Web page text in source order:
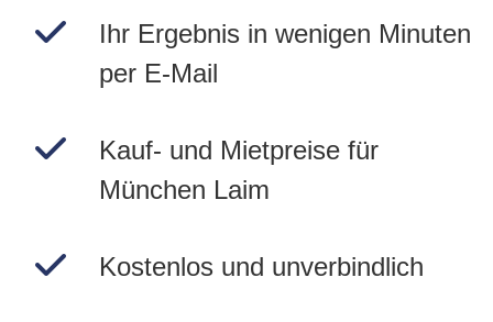
Ihr Ergebnis in wenigen Minuten
per E-Mail
Kauf- und Mietpreise für
München Laim
Kostenlos und unverbindlich